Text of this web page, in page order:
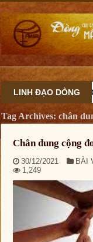
LINH ĐẠO DÒNG
VỚI TINH THẦN
Tag Archives:chân
Chân dung cộng
30/12/2021 BÀI
1,249